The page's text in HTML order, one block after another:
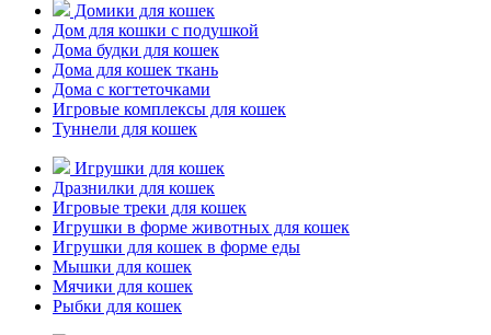
Домики для кошек
Дом для кошки с подушкой
Дома будки для кошек
Дома для кошек ткань
Дома с когтеточками
Игровые комплексы для кошек
Туннели для кошек
Игрушки для кошек
Дразнилки для кошек
Игровые треки для кошек
Игрушки в форме животных для кошек
Игрушки для кошек в форме еды
Мышки для кошек
Мячики для кошек
Рыбки для кошек